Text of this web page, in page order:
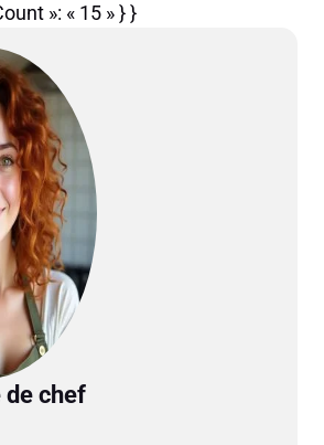
»: « 15 » } }
de chef